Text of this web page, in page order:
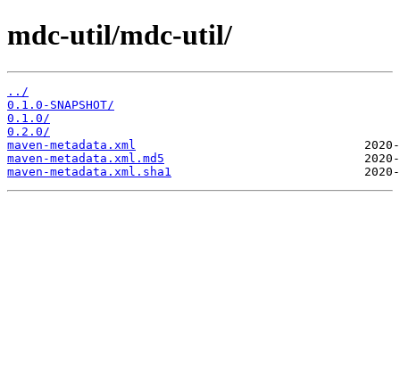
mdc-util/mdc-util/
../
0.1.0-SNAPSHOT/
0.1.0/
0.2.0/
maven-metadata.xml
maven-metadata.xml.md5
maven-metadata.xml.sha1